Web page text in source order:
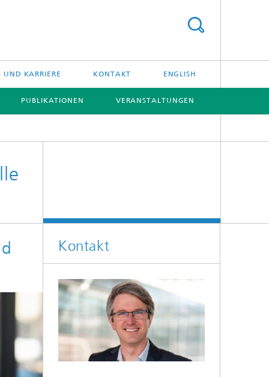
UND KARRIERE KONTAKT ENGLISH
PUBLIKATIONEN VERANSTALTUNGEN
Kontakt